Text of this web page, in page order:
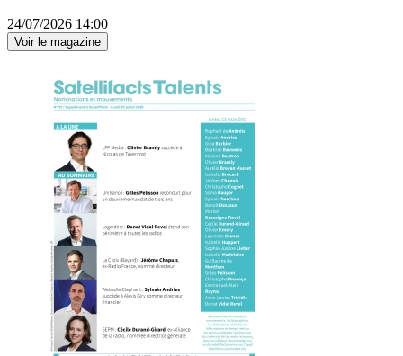
24/07/2026 14:00
Voir le magazine